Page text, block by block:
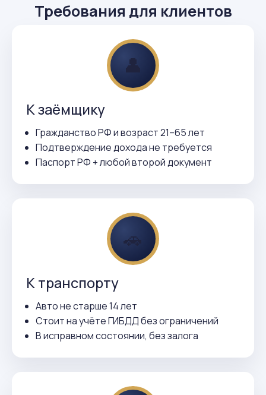
Требования для клиентов
👤
К заёмщику
Гражданство РФ и возраст 21–65 лет
Подтверждение дохода не требуется
Паспорт РФ + любой второй документ
🚗
К транспорту
Авто не старше 14 лет
Стоит на учёте ГИБДД без ограничений
В исправном состоянии, без залога